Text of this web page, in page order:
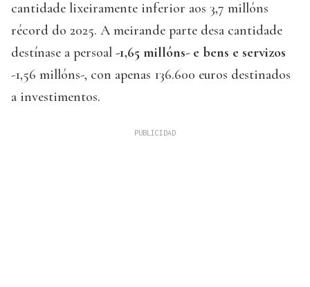
cantidade lixeiramente inferior aos 3,7 millóns
récord do 2025. A meirande parte desa cantidade
destínase a persoal -1,65 millóns- e bens e servizos
-1,56 millóns-, con apenas 136.600 euros destinados
a investimentos.